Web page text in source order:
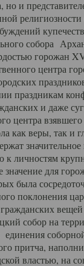
но и
собора
горожан
центра
праздникам
и даже
центра
как веры, так и
к личностям
значение для
была
поклонения
собор на
соборной
притча,
властью, на